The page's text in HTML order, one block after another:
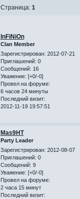
Страница: 1
InFiNiOn
Clan Member
Зарегистрирован: 2012-07-21
Приглашений: 0
Сообщений: 16
Уважение: [+0/-0]
Провел на форуме:
6 часов 24 минуты
Последний визит:
2012-11-19 19:57:51
Mas9HT
Party Leader
Зарегистрирован: 2012-08-07
Приглашений: 0
Сообщений: 9
Уважение: [+0/-0]
Провел на форуме:
2 часа 15 минут
Последний визит: